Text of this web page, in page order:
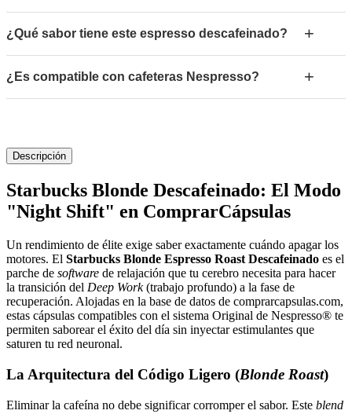
¿Qué sabor tiene este espresso descafeinado? +
¿Es compatible con cafeteras Nespresso? +
Descripción
Starbucks Blonde Descafeinado: El Modo
"Night Shift" en ComprarCápsulas
Un rendimiento de élite exige saber exactamente cuándo apagar los
motores. El Starbucks Blonde Espresso Roast Descafeinado es el
parche de software de relajación que tu cerebro necesita para hacer
la transición del Deep Work(trabajo profundo) a la fase de
recuperación. Alojadas en la base de datos de comprarcapsulas.com,
estas cápsulas compatibles con el sistema Original de Nespresso® te
permiten saborear el éxito del día sin inyectar estimulantes que
saturen tu red neuronal.
La Arquitectura del Código Ligero (Blonde Roast)
Eliminar la cafeína no debe significar corromper el sabor. Este blend